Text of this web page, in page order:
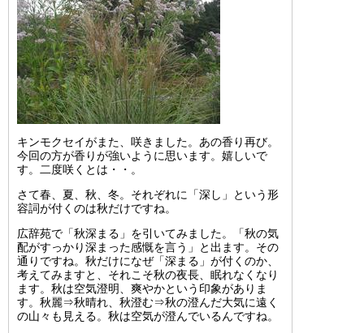
キンモクセイがまた、咲きました。あの香り再び。
今回の方が香りが強いように思います。嬉しいで
す。二度咲くとは・・。
さて春、夏、秋、冬。それぞれに「深し」という形
容詞が付くのは秋だけですね。
広辞苑で「秋深まる」を引いてみました。「秋の気
配がすっかり深まった感慨を言う」と出ます。その
通りですね。秋だけになぜ「深まる」が付くのか、
考えてみますと、それこそ秋の夜長、眠れなくなり
ます。秋は空気澄明、爽やかという印象がありま
す。秋麗⇒秋晴れ、秋澄む⇒秋の澄んだ大気に遠く
の山々も見える。秋は空気が澄んでいるんですね。